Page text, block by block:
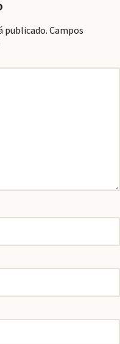
publicado.Campos